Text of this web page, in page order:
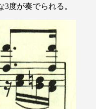
度が奏でられる。